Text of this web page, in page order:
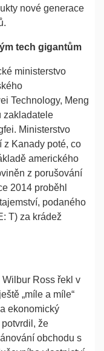
nové generace
tech gigantům
ministerstvo
Technology, Meng
zakladatele
Ministerstvo
z Kanady poté, co
amerického
z porušování
2014 proběhl
podaného
T) za krádež
Ross řekl v
„míle a míle“
ekonomický
že
obchodu s